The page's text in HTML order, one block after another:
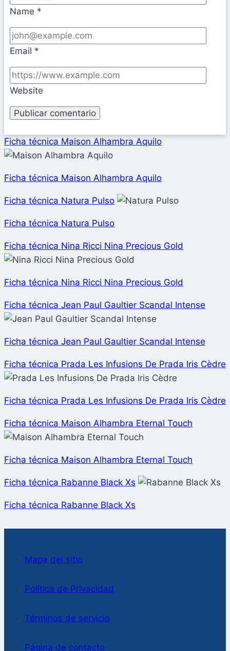
Name *
Email *
Website
Ficha técnica Maison Alhambra Aquilo
Ficha técnica Maison Alhambra Aquilo
Ficha técnica Natura Pulso
Ficha técnica Natura Pulso
Ficha técnica Nina Ricci Nina Precious Gold
Ficha técnica Nina Ricci Nina Precious Gold
Ficha técnica Jean Paul Gaultier Scandal Intense
Ficha técnica Jean Paul Gaultier Scandal Intense
Ficha técnica Prada Les Infusions De Prada Iris Cèdre
Ficha técnica Prada Les Infusions De Prada Iris Cèdre
Ficha técnica Maison Alhambra Eternal Touch
Ficha técnica Maison Alhambra Eternal Touch
Ficha técnica Rabanne Black Xs
Ficha técnica Rabanne Black Xs
Mapa del sitio
Política de Privacidad
Términos de servicio
Página de contacto